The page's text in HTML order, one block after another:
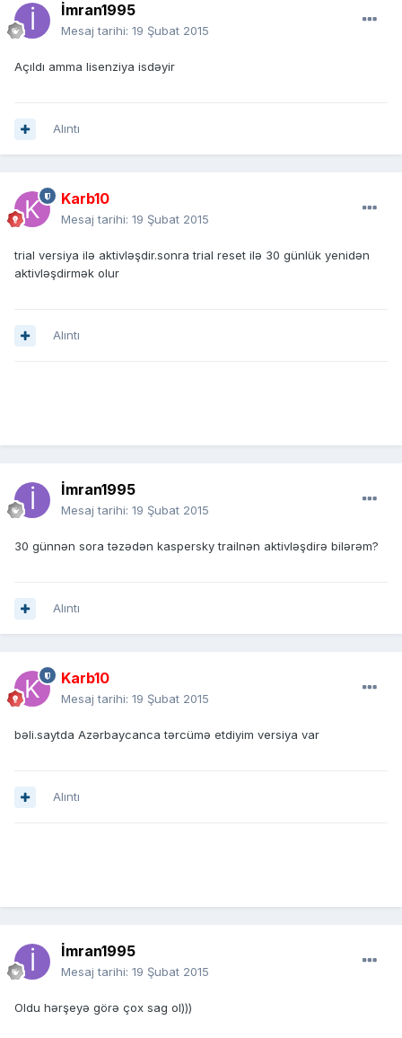
İmran1995
Mesaj tarihi: 19 Şubat 2015
Açıldı amma lisenziya isdəyir
Alıntı
Karb10
Mesaj tarihi: 19 Şubat 2015
trial versiya ilə aktivləşdir.sonra trial reset ilə 30 günlük yenidən
aktivləşdirmək olur
Alıntı
İmran1995
Mesaj tarihi: 19 Şubat 2015
30 günnən sora təzədən kaspersky trailnən aktivləşdirə bilərəm?
Alıntı
Karb10
Mesaj tarihi: 19 Şubat 2015
bəli.saytda Azərbaycanca tərcümə etdiyim versiya var
Alıntı
İmran1995
Mesaj tarihi: 19 Şubat 2015
Oldu hərşeyə görə çox sag ol)))